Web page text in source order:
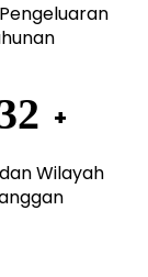
Wilayah